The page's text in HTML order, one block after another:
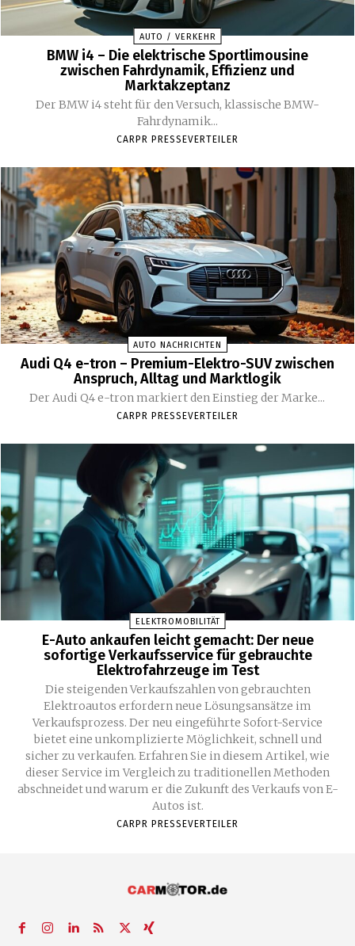
AUTO / VERKEHR
BMW i4 – Die elektrische Sportlimousine
zwischen Fahrdynamik, Effizienz und
Marktakzeptanz
Der BMW i4 steht für den Versuch, klassische BMW-
Fahrdynamik...
CARPR PRESSEVERTEILER
AUTO NACHRICHTEN
Audi Q4 e-tron – Premium-Elektro-SUV zwischen
Anspruch, Alltag und Marktlogik
Der Audi Q4 e-tron markiert den Einstieg der Marke...
CARPR PRESSEVERTEILER
ELEKTROMOBILITÄT
E-Auto ankaufen leicht gemacht: Der neue
sofortige Verkaufsservice für gebrauchte
Elektrofahrzeuge im Test
Die steigenden Verkaufszahlen von gebrauchten
Elektroautos erfordern neue Lösungsansätze im
Verkaufsprozess. Der neu eingeführte Sofort-Service
bietet eine unkomplizierte Möglichkeit, schnell und
sicher zu verkaufen. Erfahren Sie in diesem Artikel, wie
dieser Service im Vergleich zu traditionellen Methoden
abschneidet und warum er die Zukunft des Verkaufs von E-
Autos ist.
CARPR PRESSEVERTEILER